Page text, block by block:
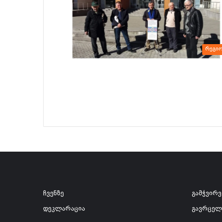
ჩვენზე
დეკლარაცია